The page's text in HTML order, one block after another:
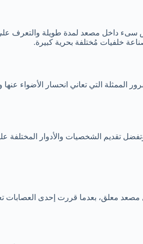
داخل مصعد لمدة طويلة والتعرف على
خلفيات مُختلفة بحرية كبيرة.
التي تعاني انحسار الأضواء عنها
تقديم الشخصيات والأدوار
مصعد معلق، بعدما قررت إحدى العصابات